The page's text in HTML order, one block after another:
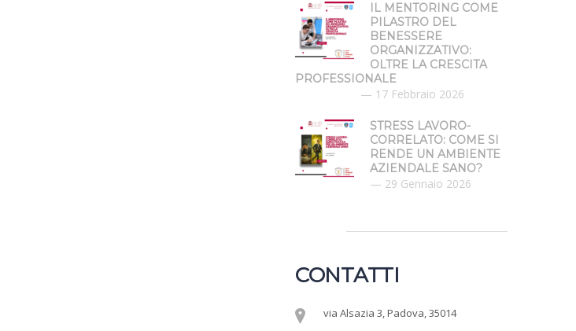
IL MENTORING COME
PILASTRO DEL
BENESSERE
ORGANIZZATIVO:
OLTRE LA CRESCITA
PROFESSIONALE
17 Febbraio 2026
STRESS LAVORO-
CORRELATO: COME SI
RENDE UN AMBIENTE
AZIENDALE SANO?
29 Gennaio 2026
CONTATTI
via Alsazia 3, Padova, 35014